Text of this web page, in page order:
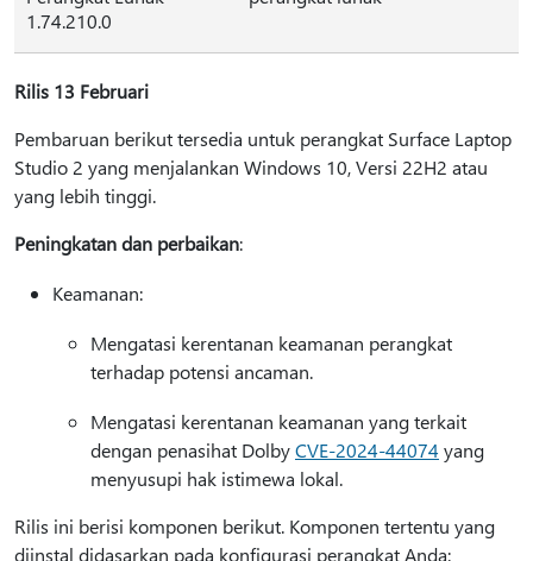
1.74.210.0
Rilis 13 Februari
Pembaruan berikut tersedia untuk perangkat Surface Laptop
Studio 2 yang menjalankan Windows 10, Versi 22H2 atau
yang lebih tinggi.
Peningkatan dan perbaikan:
Keamanan:
Mengatasi kerentanan keamanan perangkat
terhadap potensi ancaman.
Mengatasi kerentanan keamanan yang terkait
dengan penasihat DolbyCVE-2024-44074 yang
menyusupi hak istimewa lokal.
Rilis ini berisi komponen berikut. Komponen tertentu yang
diinstal didasarkan pada konfigurasi perangkat Anda: